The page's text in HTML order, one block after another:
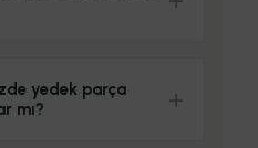
yedek parça
mı?